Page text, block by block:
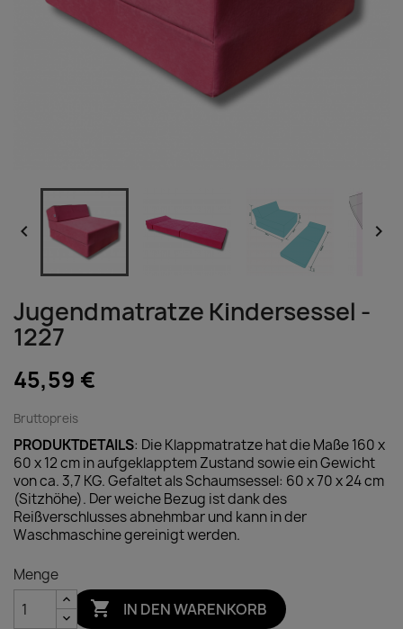
 
Jugendmatratze Kindersessel -
1227
45,59 €
Bruttopreis
PRODUKTDETAILS: Die Klappmatratze hat die Maße 160 x
60 x 12 cm in aufgeklapptem Zustand sowie ein Gewicht
von ca. 3,7 KG. Gefaltet als Schaumsessel: 60 x 70 x 24 cm
(Sitzhöhe). Der weiche Bezug ist dank des
Reißverschlusses abnehmbar und kann in der
Waschmaschine gereinigt werden.
Menge
 IN DEN WARENKORB